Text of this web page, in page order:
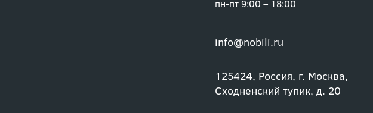
пн-пт 9:00 – 18:00
info@nobili.ru
125424, Россия, г. Москва,
Сходненский тупик, д. 20